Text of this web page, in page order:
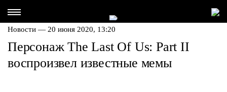
Новости — 20 июня 2020, 13:20
Персонаж The Last Of Us: Part II
воспроизвел известные мемы